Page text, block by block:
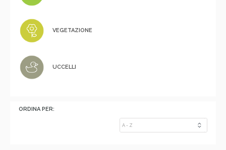
VEGETAZIONE
UCCELLI
ORDINA PER: